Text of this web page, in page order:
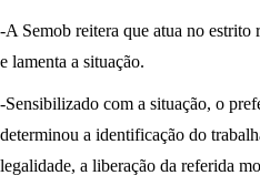
-A Semob reitera que atua no
e lamenta a situação.
-Sensibilizado com a situação, o
determinou a identificação do
legalidade, a liberação da referida